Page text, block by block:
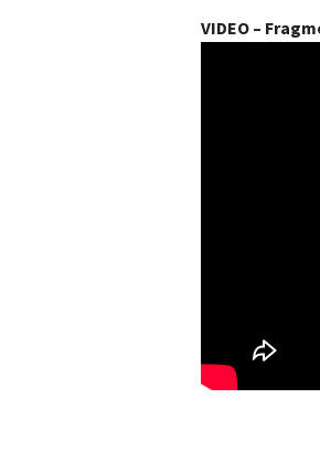
VIDEO –